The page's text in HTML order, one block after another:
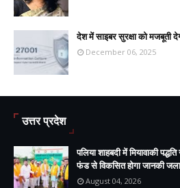
देश में साइबर सुरक्षा को मजबूती
December 06, 2025
उत्तर प्रदेश
पलिया शाहबदी में मियावाकी
फंड से विकसित होगा जानकी
August 04, 2026